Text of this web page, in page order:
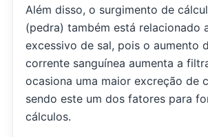
Além disso, o surgimento de
(pedra) também está relacionado
excessivo de sal, pois o aumento
corrente sanguínea aumenta a
ocasiona uma maior excreção de
sendo este um dos fatores para
cálculos.